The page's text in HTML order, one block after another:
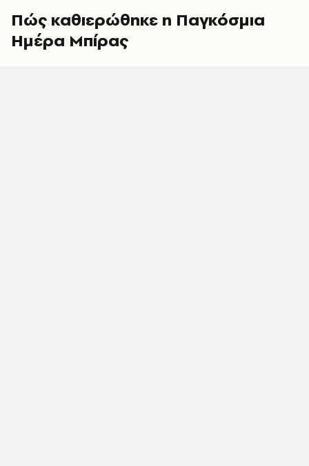
Πώς καθιερώθηκε η Παγκόσμια
Ημέρα Μπίρας